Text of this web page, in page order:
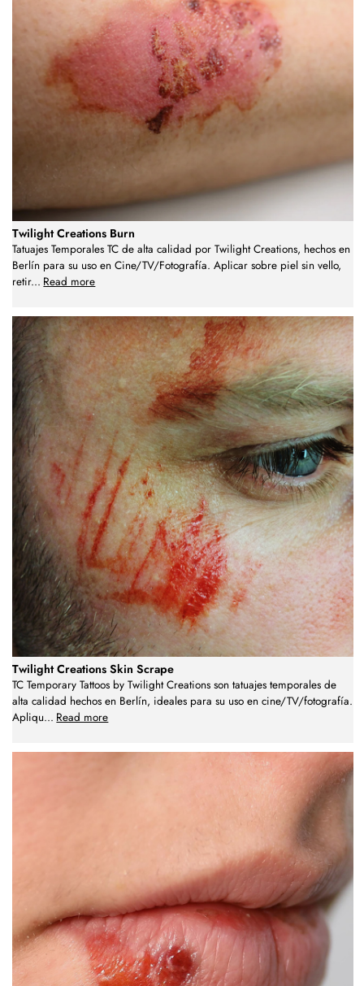
Twilight Creations Burn
Tatuajes Temporales TC de alta calidad por Twilight Creations, hechos en
Berlín para su uso en Cine/TV/Fotografía. Aplicar sobre piel sin vello,
retir... Read more
Twilight Creations Skin Scrape
TC Temporary Tattoos by Twilight Creations son tatuajes temporales de
alta calidad hechos en Berlín, ideales para su uso en cine/TV/fotografía.
Apliqu... Read more